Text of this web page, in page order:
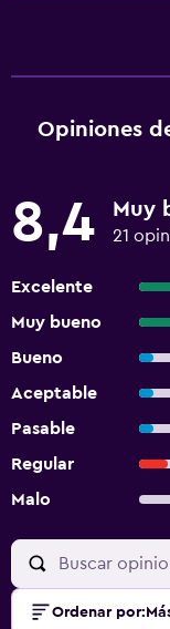
Opiniones
8,4 Muy
21
Excelente
Muy bueno
Bueno
Aceptable
Pasable
Regular
Malo
Ordenar por: